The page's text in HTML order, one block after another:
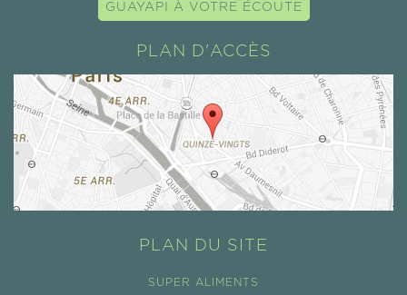
GUAYAPI À VOTRE ÉCOUTE
PLAN D'ACCÈS
PLAN DU SITE
SUPER ALIMENTS